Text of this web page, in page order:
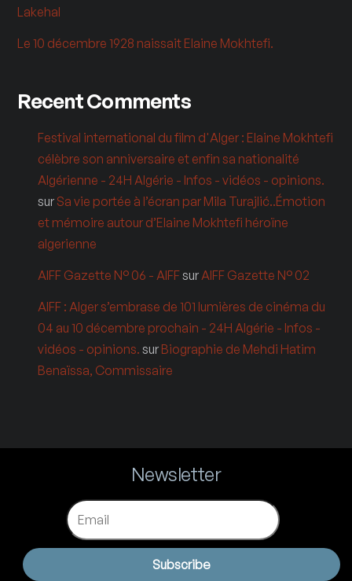
Lakehal
Le 10 décembre 1928 naissait Elaine Mokhtefi.
Recent Comments
Festival international du film d'Alger : Elaine Mokhtefi
célèbre son anniversaire et enfin sa nationalité
Algérienne - 24H Algérie - Infos - vidéos - opinions.
sur Sa vie portée à l’écran par Mila Turajlić..Émotion
et mémoire autour d’Elaine Mokhtefi héroïne
algerienne
AIFF Gazette N° 06 - AIFFsur AIFF Gazette N° 02
AIFF : Alger s’embrase de 101 lumières de cinéma du
04 au 10 décembre prochain - 24H Algérie - Infos -
vidéos - opinions. sur Biographie de Mehdi Hatim
Benaïssa, Commissaire
Newsletter
Email
Subscribe